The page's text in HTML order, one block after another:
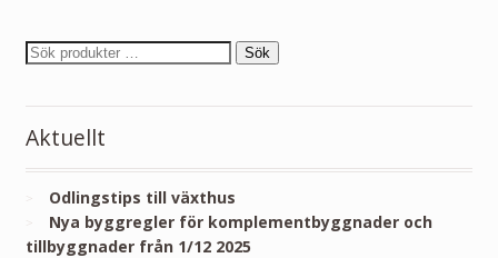
Sök
Aktuellt
Odlingstips till växthus
Nya byggregler för komplementbyggnader och
tillbyggnader från 1/12 2025